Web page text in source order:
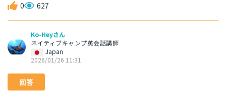
0 627
Ko-Heyさん
ネイティブキャンプ英会話講師
Japan
2026/01/26 11:31
回答